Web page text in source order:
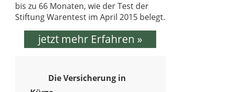
bis zu 66 Monaten, wie der Test der
Stiftung Warentest im April 2015 belegt.
jetzt mehr Erfahren »
Die Versicherung in